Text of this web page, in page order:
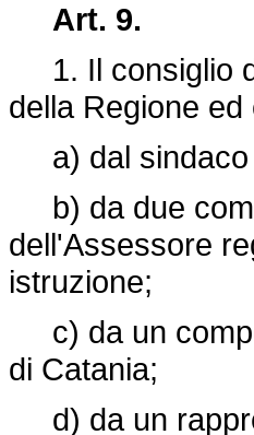
Art. 9.
1. Il consiglio
della Regione
a) dal sindaco
b) da due
dell'Assessore
istruzione;
c) da un
di Catania;
d) da un